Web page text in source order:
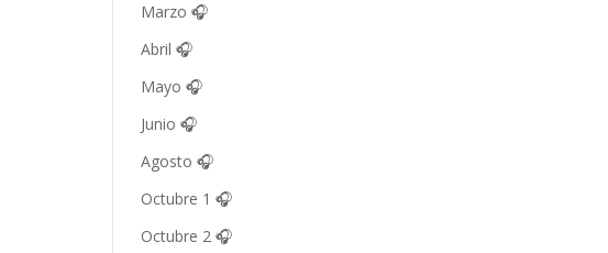
Marzo 🎧
Abril 🎧
Mayo 🎧
Junio 🎧
Agosto 🎧
Octubre 1 🎧
Octubre 2 🎧